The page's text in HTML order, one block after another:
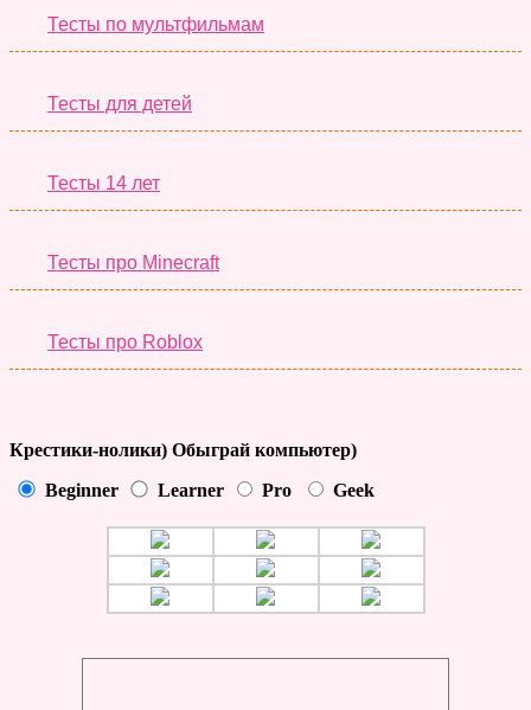
Тесты по мультфильмам
Тесты для детей
Тесты 14 лет
Тесты про Minecraft
Тесты про Roblox
Крестики-нолики) Обыграй компьютер)
Beginner Learner Pro Geek